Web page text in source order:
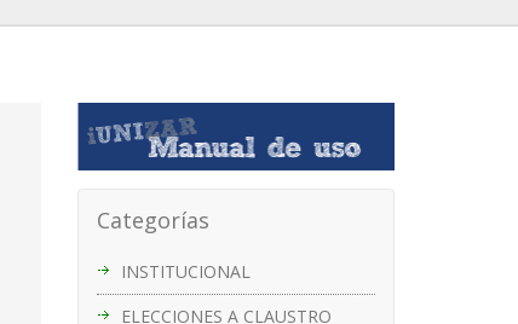
Categorías
INSTITUCIONAL
ELECCIONES A CLAUSTRO